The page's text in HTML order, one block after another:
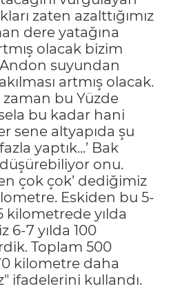
zaten azalttığımız
dere yatağına
olacak bizim
suyundan
artmış olacak.
zaman bu Yüzde
bu kadar hani
sene altyapıda şu
yaptık...’ Bak
onu.
çok çok’ dediğimiz
Eskiden bu 5-
kilometrede yılda
6-7 yılda 100
Toplam 500
kilometre daha
ifadelerini kullandı.